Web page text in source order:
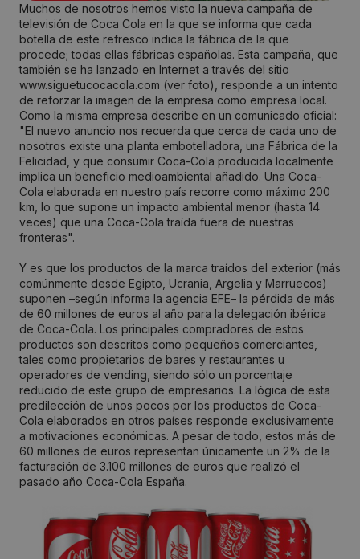
Muchos de nosotros hemos visto la nueva campaña de
televisión de Coca Cola en la que se informa que cada
botella de este refresco indica la fábrica de la que
procede; todas ellas fábricas españolas. Esta campaña, que
también se ha lanzado en Internet a través del sitio
www.siguetucocacola.com (ver foto), responde a un intento
de reforzar la imagen de la empresa como empresa local.
Como la misma empresa describe en un comunicado oficial:
"El nuevo anuncio nos recuerda que cerca de cada uno de
nosotros existe una planta embotelladora, una Fábrica de la
Felicidad, y que consumir Coca-Cola producida localmente
implica un beneficio medioambiental añadido. Una Coca-
Cola elaborada en nuestro país recorre como máximo 200
km, lo que supone un impacto ambiental menor (hasta 14
veces) que una Coca-Cola traída fuera de nuestras
fronteras".
Y es que los productos de la marca traídos del exterior (más
comúnmente desde Egipto, Ucrania, Argelia y Marruecos)
suponen –según informa la agencia EFE– la pérdida de más
de 60 millones de euros al año para la delegación ibérica
de Coca-Cola. Los principales compradores de estos
productos son descritos como pequeños comerciantes,
tales como propietarios de bares y restaurantes u
operadores de vending, siendo sólo un porcentaje
reducido de este grupo de empresarios. La lógica de esta
predilección de unos pocos por los productos de Coca-
Cola elaborados en otros países responde exclusivamente
a motivaciones económicas. A pesar de todo, estos más de
60 millones de euros representan únicamente un 2% de la
facturación de 3.100 millones de euros que realizó el
pasado año Coca-Cola España.